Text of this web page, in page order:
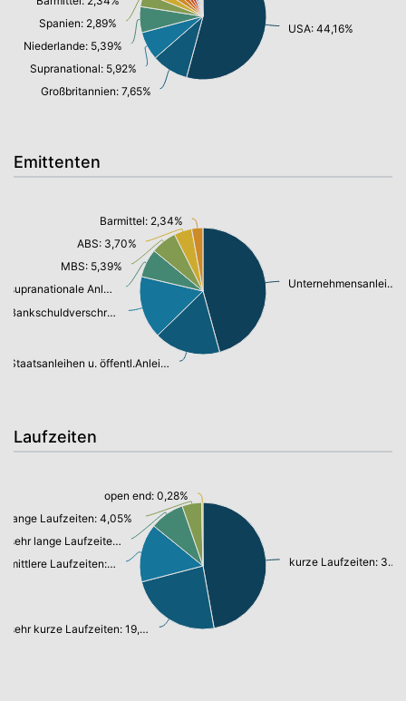
USA: 44,16%
Großbritannien: 7,65%
Supranational: 5,92%
Niederlande: 5,39%
Spanien: 2,89%
Emittenten
Unternehmensanleihen: 37,27%
Staatsanleihen u. öffentl.Anleihen: 13,81%
Bankschuldverschreibung: 13,04%
supranationale Anleihen: 5,92%
MBS: 5,39%
ABS: 3,70%
Barmittel: 2,34%
Laufzeiten
kurze Laufzeiten: 38,45%
sehr kurze Laufzeiten: 19,34%
mittlere Laufzeiten: 12,15%
sehr lange Laufzeiten: 7,20%
lange Laufzeiten: 4,05%
open end: 0,28%